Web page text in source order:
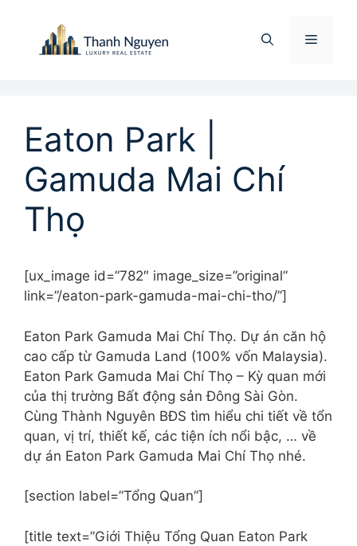
Menu
Eaton Park |
Gamuda Mai Chí
Thọ
[ux_image id=”782″ image_size=”original”
link=”/eaton-park-gamuda-mai-chi-tho/”]
Eaton Park Gamuda Mai Chí Thọ. Dự án căn hộ
cao cấp từ Gamuda Land (100% vốn Malaysia).
Eaton Park Gamuda Mai Chí Thọ – Kỳ quan mới
của thị trường Bất động sản Đông Sài Gòn.
Cùng Thành Nguyên BĐS tìm hiểu chi tiết về tổn
quan, vị trí, thiết kế, các tiện ích nổi bậc, … về
dự án Eaton Park Gamuda Mai Chí Thọ nhé.
[section label=”Tổng Quan”]
[title text=”Giới Thiệu Tổng Quan Eaton Park